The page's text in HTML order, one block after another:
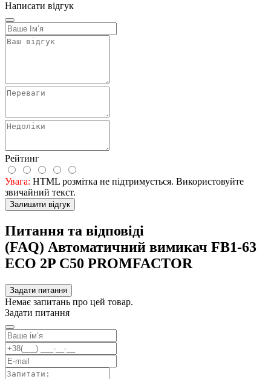
Написати відгук
Рейтинг
Увага: HTML розмітка не підтримується. Використовуйте
звичайний текст.
Залишити відгук
Питання та відповіді
(FAQ) Автоматичний вимикач FB1-63
ECO 2P C50 PROMFACTOR
Задати питання
Немає запитань про цей товар.
Задати питання